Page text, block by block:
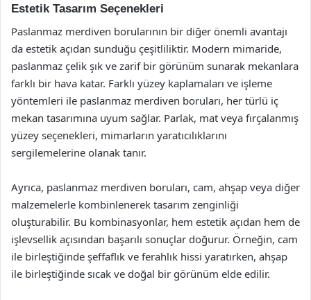
Estetik Tasarım Seçenekleri
Paslanmaz merdiven borularının bir diğer önemli avantajı
da estetik açıdan sunduğu çeşitliliktir. Modern mimaride,
paslanmaz çelik şık ve zarif bir görünüm sunarak mekanlara
farklı bir hava katar. Farklı yüzey kaplamaları ve işleme
yöntemleri ile paslanmaz merdiven boruları, her türlü iç
mekan tasarımına uyum sağlar. Parlak, mat veya fırçalanmış
yüzey seçenekleri, mimarların yaratıcılıklarını
sergilemelerine olanak tanır.
Ayrıca, paslanmaz merdiven boruları, cam, ahşap veya diğer
malzemelerle kombinlenerek tasarım zenginliği
oluşturabilir. Bu kombinasyonlar, hem estetik açıdan hem de
işlevsellik açısından başarılı sonuçlar doğurur. Örneğin, cam
ile birleştiğinde şeffaflık ve ferahlık hissi yaratırken, ahşap
ile birleştiğinde sıcak ve doğal bir görünüm elde edilir.